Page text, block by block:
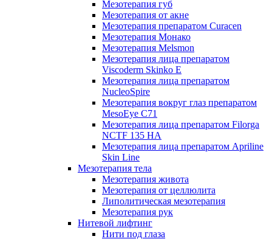
Мезотерапия губ
Мезотерапия от акне
Мезотерапия препаратом Curacen
Мезотерапия Монако
Мезотерапия Melsmon
Мезотерапия лица препаратом
Viscoderm Skinko E
Мезотерапия лица препаратом
NucleoSpire
Мезотерапия вокруг глаз препаратом
MesoEye С71
Мезотерапия лица препаратом Filorga
NCTF 135 HA
Мезотерапия лица препаратом Apriline
Skin Line
Мезотерапия тела
Мезотерапия живота
Мезотерапия от целлюлита
Липолитическая мезотерапия
Мезотерапия рук
Нитевой лифтинг
Нити под глаза